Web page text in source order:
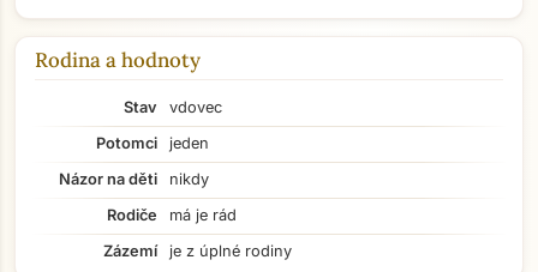
Rodina a hodnoty
Stav
vdovec
Potomci
jeden
Názor na děti
nikdy
Rodiče
má je rád
Zázemí
je z úplné rodiny